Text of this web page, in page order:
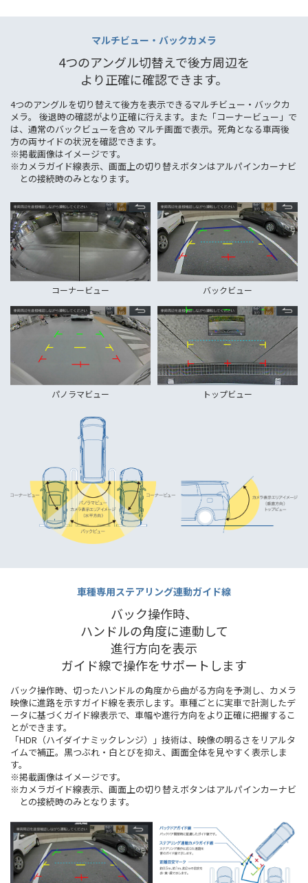
マルチビュー・バックカメラ
4つのアングル切替えで後方周辺を
より正確に確認できます。
4つのアングルを切り替えて後方を表示できるマルチビュー・バックカ
メラ。 後退時の確認がより正確に行えます。また「コーナービュー」で
は、通常のバックビューを含め マルチ画面で表示。死角となる車両後
方の両サイドの状況を確認できます。
※掲載画像はイメージです。
※カメラガイド線表示、画面上の切り替えボタンはアルパインカーナビ
との接続時のみとなります。
コーナービュー バックビュー
パノラマビュー トップビュー
車種専用ステアリング連動ガイド線
バック操作時、
ハンドルの角度に連動して
進行方向を表示
ガイド線で操作をサポートします
バック操作時、切ったハンドルの角度から曲がる方向を予測し、カメラ
映像に進路を示すガイド線を表示します。車種ごとに実車で計測したデ
ータに基づくガイド線表示で、車幅や進行方向をより正確に把握するこ
とができます。
「HDR（ハイダイナミックレンジ）」技術は、映像の明るさをリアルタ
イムで補正。黒つぶれ・白とびを抑え、画面全体を見やすく表示しま
す。
※掲載画像はイメージです。
※カメラガイド線表示、画面上の切り替えボタンはアルパインカーナビ
との接続時のみとなります。